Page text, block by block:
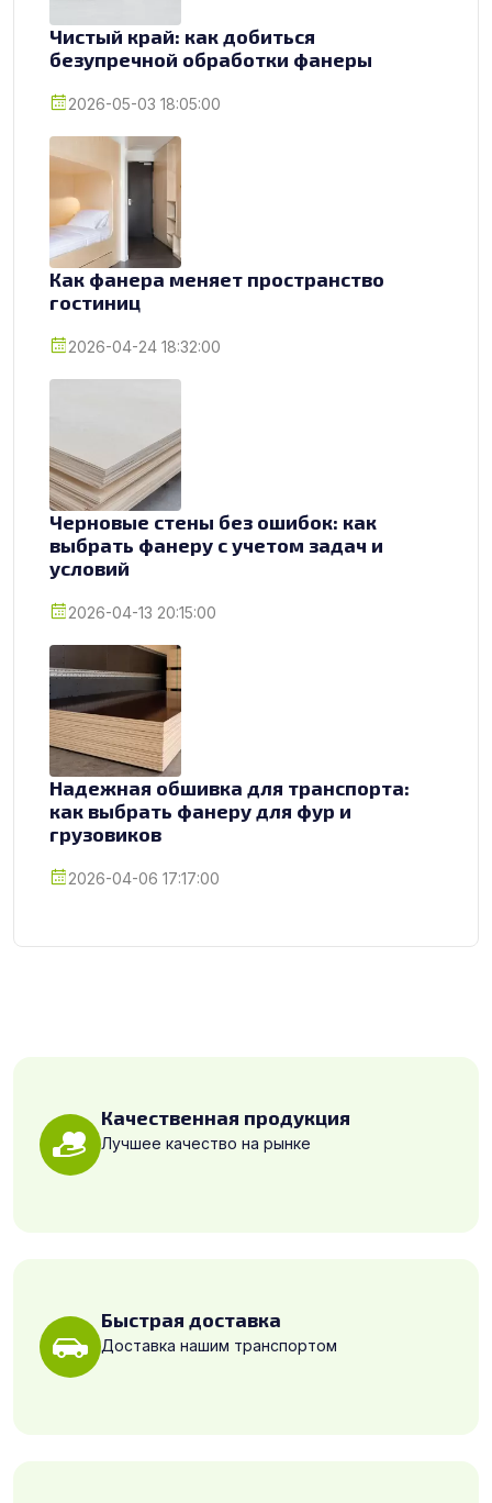
Чистый край: как добиться
безупречной обработки фанеры
2026-05-03 18:05:00
Как фанера меняет пространство
гостиниц
2026-04-24 18:32:00
Черновые стены без ошибок: как
выбрать фанеру с учетом задач и
условий
2026-04-13 20:15:00
Надежная обшивка для транспорта:
как выбрать фанеру для фур и
грузовиков
2026-04-06 17:17:00
Качественная продукция
Лучшее качество на рынке
Быстрая доставка
Доставка нашим транспортом